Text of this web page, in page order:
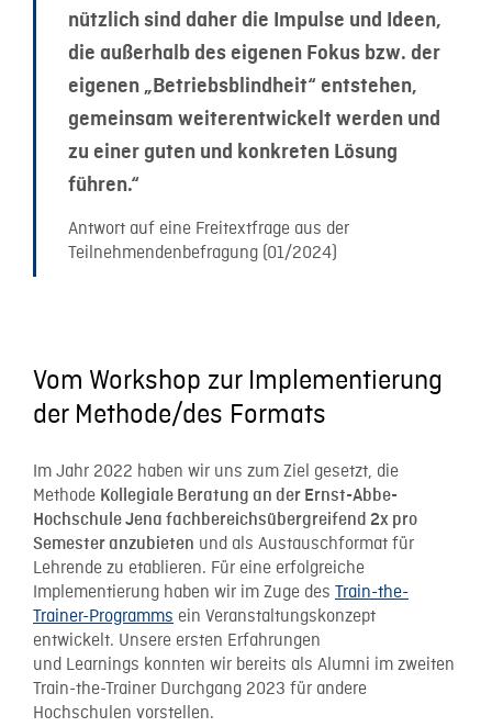
nützlich sind daher die Impulse und Ideen,
die außerhalb des eigenen Fokus bzw. der
eigenen „Betriebsblindheit“ entstehen,
gemeinsam weiterentwickelt werden und
zu einer guten und konkreten Lösung
führen.“
Antwort auf eine Freitextfrage aus der
Teilnehmendenbefragung (01/2024)
Vom Workshop zur Implementierung
der Methode/des Formats
Im Jahr 2022 haben wir uns zum Ziel gesetzt, die
Methode Kollegiale Beratung an der Ernst-Abbe-
Hochschule Jena fachbereichsübergreifend 2x pro
Semester anzubieten und als Austauschformat für
Lehrende zu etablieren. Für eine erfolgreiche
Implementierung haben wir im Zuge des Train-the-
Trainer-Programms ein Veranstaltungskonzept
entwickelt. Unsere ersten Erfahrungen
und Learnings konnten wir bereits als Alumni im zweiten
Train-the-Trainer Durchgang 2023 für andere
Hochschulen vorstellen.